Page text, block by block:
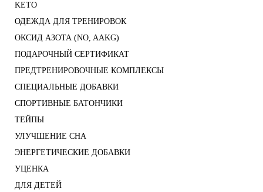
KETO
ОДЕЖДА ДЛЯ ТРЕНИРОВОК
ОКСИД АЗОТА (NO, AAKG)
ПОДАРОЧНЫЙ СЕРТИФИКАТ
ПРЕДТРЕНИРОВОЧНЫЕ КОМПЛЕКСЫ
СПЕЦИАЛЬНЫЕ ДОБАВКИ
СПОРТИВНЫЕ БАТОНЧИКИ
ТЕЙПЫ
УЛУЧШЕНИЕ СНА
ЭНЕРГЕТИЧЕСКИЕ ДОБАВКИ
УЦЕНКА
ДЛЯ ДЕТЕЙ